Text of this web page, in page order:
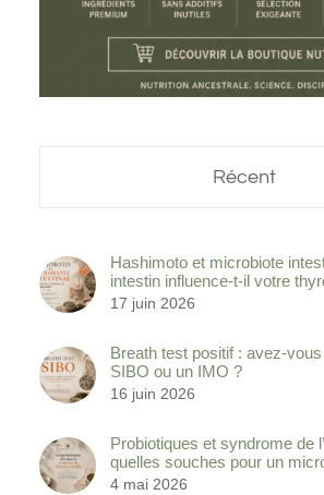
Récent
Hashimoto et microbiote
intestin influence-t-il votre
17 juin 2026
Breath test positif : avez-
SIBO ou un IMO ?
16 juin 2026
Probiotiques et syndrome de
quelles souches pour un
4 mai 2026